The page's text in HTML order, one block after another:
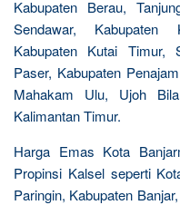
Kabupaten Berau,
Sendawar, Kabupaten
Kabupaten Kutai Timur,
Paser, Kabupaten
Mahakam Ulu, Ujoh
Kalimantan Timur.
Harga Emas Kota
Propinsi Kalsel seperti
Paringin, Kabupaten